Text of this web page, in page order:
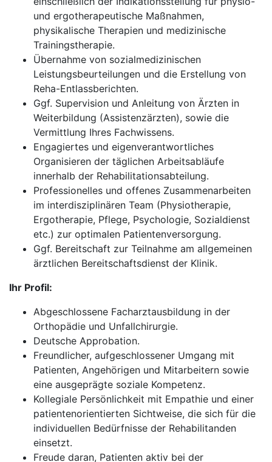
und ergotherapeutische Maßnahmen,
physikalische Therapien und medizinische
Trainingstherapie.
Übernahme von sozialmedizinischen
Leistungsbeurteilungen und die Erstellung von
Reha-Entlassberichten.
Ggf. Supervision und Anleitung von Ärzten in
Weiterbildung (Assistenzärzten), sowie die
Vermittlung Ihres Fachwissens.
Engagiertes und eigenverantwortliches
Organisieren der täglichen Arbeitsabläufe
innerhalb der Rehabilitationsabteilung.
Professionelles und offenes Zusammenarbeiten
im interdisziplinären Team (Physiotherapie,
Ergotherapie, Pflege, Psychologie, Sozialdienst
etc.) zur optimalen Patientenversorgung.
Ggf. Bereitschaft zur Teilnahme am allgemeinen
ärztlichen Bereitschaftsdienst der Klinik.
Ihr Profil:
Abgeschlossene Facharztausbildung in der
Orthopädie und Unfallchirurgie.
Deutsche Approbation.
Freundlicher, aufgeschlossener Umgang mit
Patienten, Angehörigen und Mitarbeitern sowie
eine ausgeprägte soziale Kompetenz.
Kollegiale Persönlichkeit mit Empathie und einer
patientenorientierten Sichtweise, die sich für die
individuellen Bedürfnisse der Rehabilitanden
einsetzt.
Freude daran, Patienten aktiv bei der